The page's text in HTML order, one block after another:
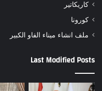
كاريكاتير
كورونا
ملف انشاء ميناء الفاو الكبير
Last Modified Posts